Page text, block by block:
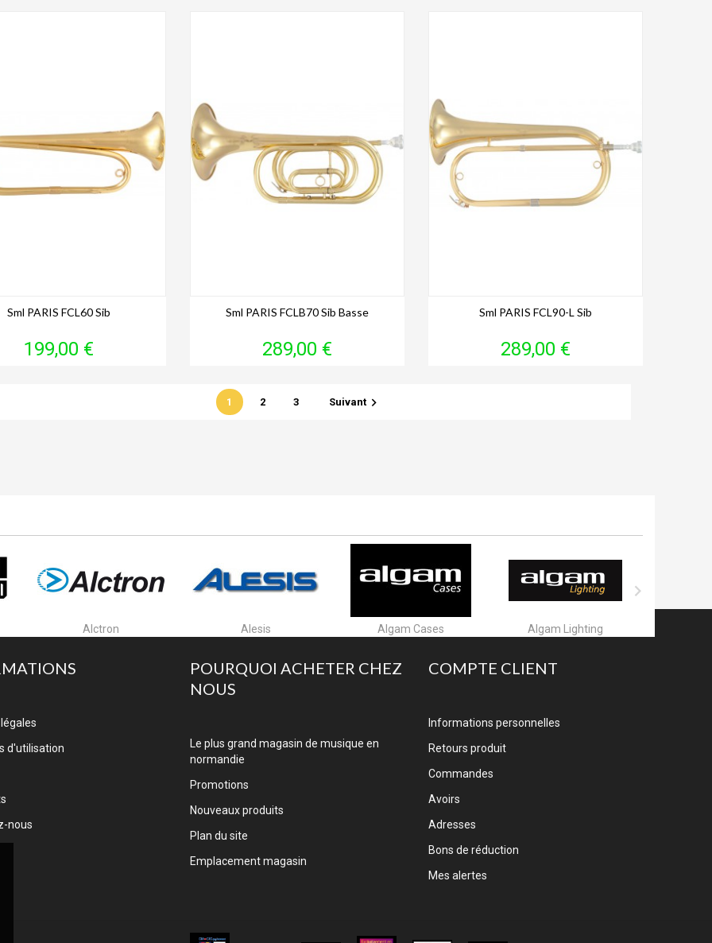
Sml PARIS FCL60 Sib
Prix
199,00 €
Sml PARIS FCLB70 Sib Basse
Prix
289,00 €
Sml PARIS FCL90-L Sib
Prix
289,00 €
1 2 3 Suivant 
Alesis Algam Cases Algam Lighting Allen & Heath

d'utilisation
nous
POURQUOI ACHETER CHEZ
NOUS
Le plus grand magasin de musique en
normandie
Promotions
Nouveaux produits
Plan du site
Emplacement magasin
COMPTE CLIENT
Informations personnelles
Retours produit
Commandes
Avoirs
Adresses
Bons de réduction
Mes alertes